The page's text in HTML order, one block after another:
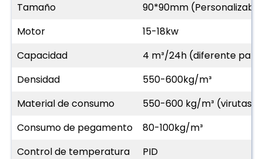
Tamaño
90*90mm
Motor
15-18kw
Capacidad
4 m³/24h (diferente
Densidad
550-600kg/m³
Material de consumo
550-600 kg/m³ (virutas
Consumo de pegamento
80-100kg/m³
Control de temperatura
PID